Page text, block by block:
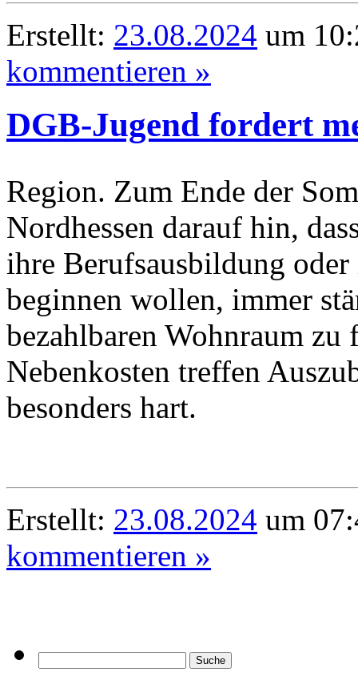
Erstellt: 23.08.2024 um
kommentieren »
DGB-Jugend fordert
Region. Zum Ende der
Nordhessen darauf hin,
ihre Berufsausbildung
beginnen wollen, immer
bezahlbaren Wohnraum
Nebenkosten treffen
besonders hart.
Erstellt: 23.08.2024 um
kommentieren »